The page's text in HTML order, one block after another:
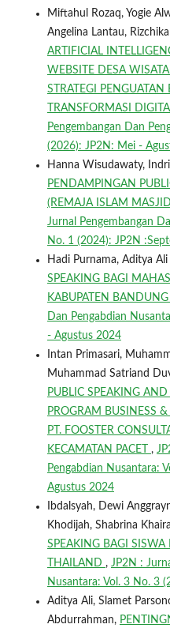
Miftahul Rozaq, Yogie
Angelina Lantau,
ARTIFICIAL
WEBSITE DESA
STRATEGI
TRANSFORMASI
Pengembangan Dan
(2026): JP2N: Mei -
Hanna Wisudawaty,
PENDAMPINGAN
(REMAJA ISLAM
Jurnal Pengembangan
No. 1 (2024): JP2N
Hadi Purnama, Aditya
SPEAKING BAGI
KABUPATEN BANDUNG
Dan Pengabdian
- Agustus 2024
Intan Primasari,
Muhammad Satriand
PUBLIC SPEAKING
PROGRAM BUSINESS
PT. FOOSTER
KECAMATAN PACET ,
Pengabdian Nusantara:
Agustus 2024
Ibdalsyah, Dewi
Khodijah, Shabrina
SPEAKING BAGI
THAILAND , JP2N :
Nusantara: Vol. 3 No. 3
Aditya Ali, Slamet
Abdurrahman,